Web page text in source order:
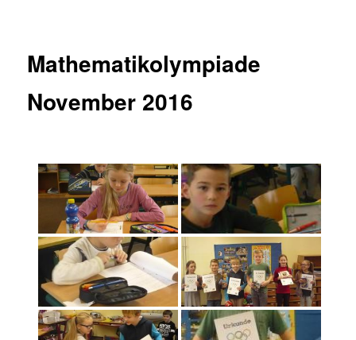
Mathematikolympiade
November 2016